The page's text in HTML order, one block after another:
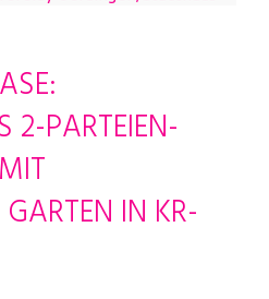
2-PARTEIEN-
IN KR-